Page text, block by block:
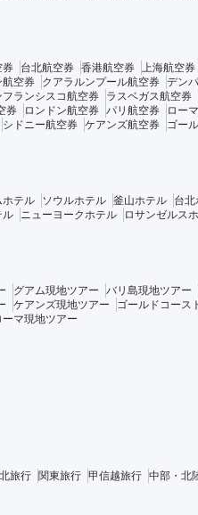
券 台北航空券 香港航空券 上海航空券
航空券 クアラルンプール航空券 デン
フランシスコ航空券 ラスベガス航空券
券 ロンドン航空券 パリ航空券 ロー
シドニー航空券 ケアンズ航空券 ゴー
ホテル ソウルホテル 釜山ホテル 台北
ル ニューヨークホテル ロサンゼルス
グアム現地ツアー バリ島現地ツアー
ケアンズ現地ツアー ゴールドコース
ーマ現地ツアー
旅行 関東旅行 甲信越旅行 中部・北